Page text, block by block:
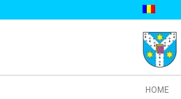
to
Cautare...
HOME